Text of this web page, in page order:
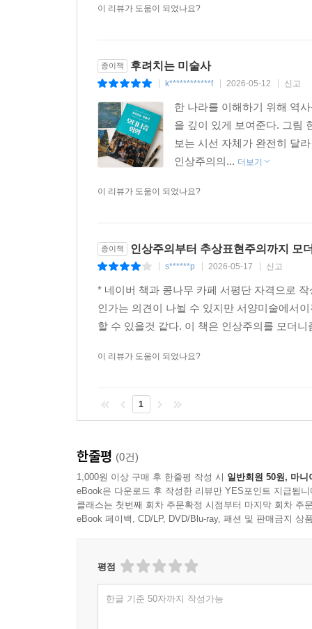
이 리뷰가 도움이 되었나요?
종이책 후려치는 미술사
k************f 2026-05-12 신고
한 나라를 이해하기 위해 역
을 깊이 있게 보여준다. 그림
보는 시선 자체가 완전히 달
인상주의의... 더보기
이 리뷰가 도움이 되었나요?
종이책 인상주의부터 추상표현주의까지 모
s******p 2026-05-17 신고
* 네이버 책과 콩나무 카페 서평단 자격으로
인가는 의견이 나뉠 수 있지만 서양미술에서
할 수 있을것 같다. 이 책은 인상주의를 모더
이 리뷰가 도움이 되었나요?
1
한줄평 (0건)
1,000원 이상 구매 후 한줄평 작성 시 일반회원 50원, 마니
eBook은 다운로드 후 작성한 리뷰만 YES포인트 지급됩니
클래스는 첫번째 회차 주문확정 시점부터 마지막 회차 주
eBook 페이백, CD/LP, DVD/Blu-ray, 패션 및 판매금지 상
평점
한글 기준 50자까지 작성가능